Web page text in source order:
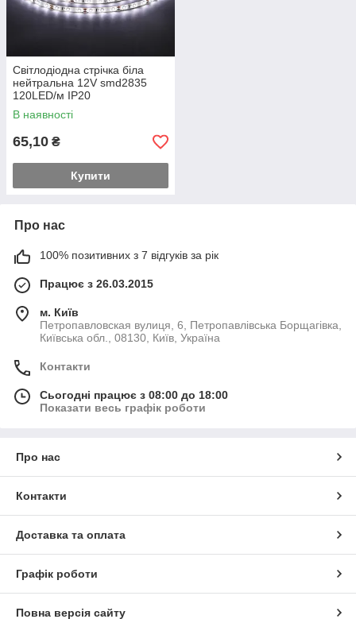
Світлодіодна стрічка біла
нейтральна 12V smd2835
120LED/м IP20
В наявності
65,10 ₴
Купити
Про нас
100% позитивних з 7 відгуків за рік
Працює з 26.03.2015
м. Київ
Петропавловская вулиця, 6, Петропавлівська Борщагівка,
Київська обл., 08130, Київ, Україна
Контакти
Сьогодні працює з 08:00 до 18:00
Показати весь графік роботи
Про нас
Контакти
Доставка та оплата
Графік роботи
Повна версія сайту